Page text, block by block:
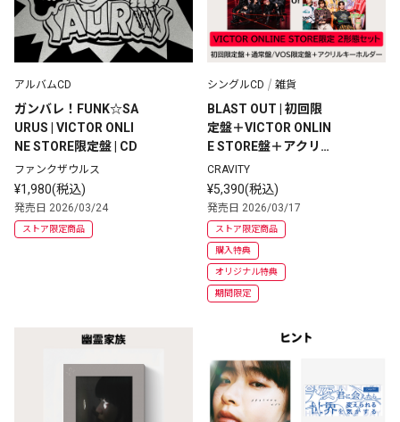
アルバムCD
ガンバレ！FUNK☆SA
URUS | VICTOR ONLI
NE STORE限定盤 | CD
ファンクザウルス
¥1,980(税込)
発売日 2026/03/24
ストア限定商品
シングルCD 雑貨
BLAST OUT | 初回限
定盤＋VICTOR ONLIN
E STORE盤＋アクリ
ルキーホルダー
CRAVITY
¥5,390(税込)
発売日 2026/03/17
ストア限定商品
購入特典
オリジナル特典
期間限定